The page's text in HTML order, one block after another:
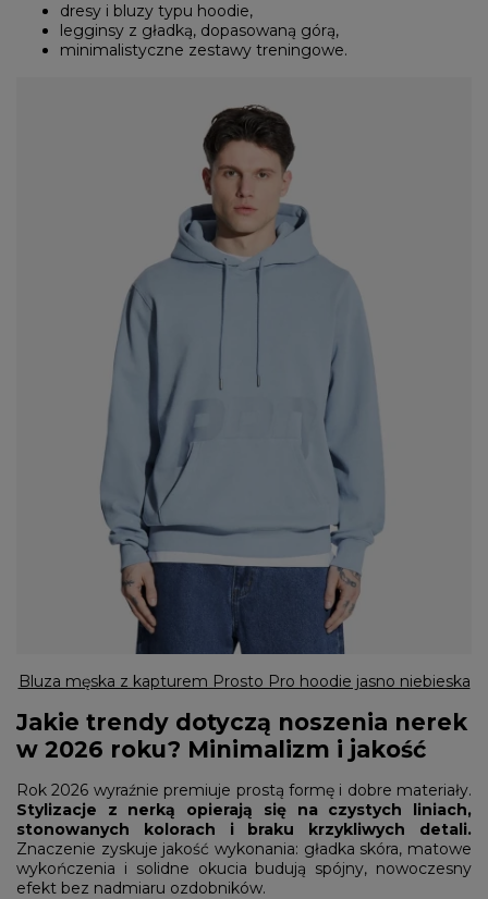
dresy i bluzy typu hoodie,
legginsy z gładką, dopasowaną górą,
minimalistyczne zestawy treningowe.
Bluza męska z kapturem Prosto Pro hoodie jasno niebieska
Jakie trendy dotyczą noszenia nerek
w 2026 roku? Minimalizm i jakość
Rok 2026 wyraźnie premiuje prostą formę i dobre materiały.
Stylizacje z nerką opierają się na czystych liniach,
stonowanych kolorach i braku krzykliwych detali.
Znaczenie zyskuje jakość wykonania: gładka skóra, matowe
wykończenia i solidne okucia budują spójny, nowoczesny
efekt bez nadmiaru ozdobników.